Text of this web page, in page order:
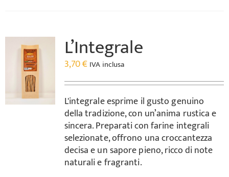
L’Integrale
3,70€ IVA inclusa
L'integrale esprime il gusto genuino
della tradizione, con un’anima rustica e
sincera. Preparati con farine integrali
selezionate, offrono una croccantezza
decisa e un sapore pieno, ricco di note
naturali e fragranti.